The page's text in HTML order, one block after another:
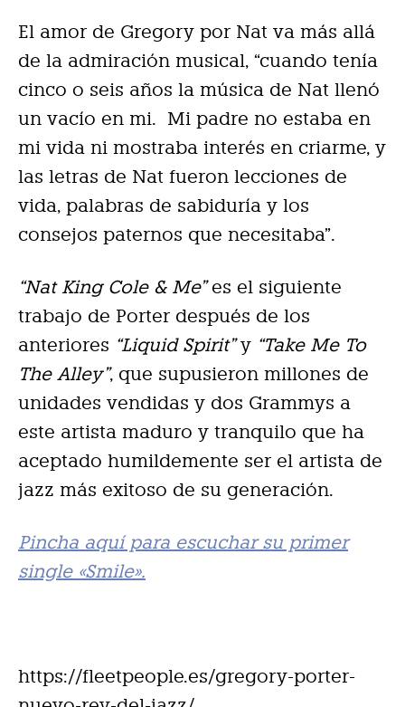
El amor de Gregory por Nat va más allá
de la admiración musical, “cuando tenía
cinco o seis años la música de Nat llenó
un vacío en mi. Mi padre no estaba en
mi vida ni mostraba interés en criarme, y
las letras de Nat fueron lecciones de
vida, palabras de sabiduría y los
consejos paternos que necesitaba”.
“Nat King Cole & Me”es el siguiente
trabajo de Porter después de los
anteriores “Liquid Spirit”y “Take Me To
The Alley”, que supusieron millones de
unidades vendidas y dos Grammys a
este artista maduro y tranquilo que ha
aceptado humildemente ser el artista de
jazz más exitoso de su generación.
Pincha aquí para escuchar su primer
single «Smile».
https://fleetpeople.es/gregory-porter-